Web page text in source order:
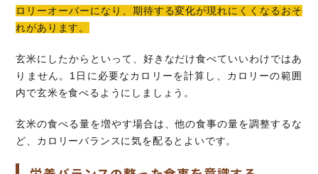
ロリーオーバーになり、期待する変化が現れにくくなるおそ
れがあります。
玄米にしたからといって、好きなだけ食べていいわけではあ
りません。1日に必要なカロリーを計算し、カロリーの範囲
内で玄米を食べるようにしましょう。
玄米の食べる量を増やす場合は、他の食事の量を調整するな
ど、カロリーバランスに気を配るとよいです。